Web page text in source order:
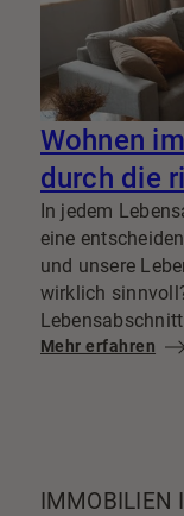
Wohnen
durch die
In jedem
eine
und unsere
wirklich
zu gestalten.
Mehr erfahren
IMMOBILIEN